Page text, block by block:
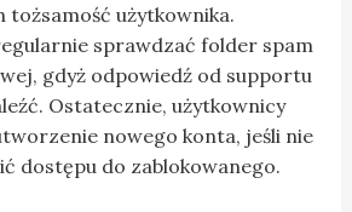
tożsamość użytkownika.
sprawdzać folder spam
gdyż odpowiedź od supportu
Ostatecznie, użytkownicy
nowego konta, jeśli nie
dostępu do zablokowanego.